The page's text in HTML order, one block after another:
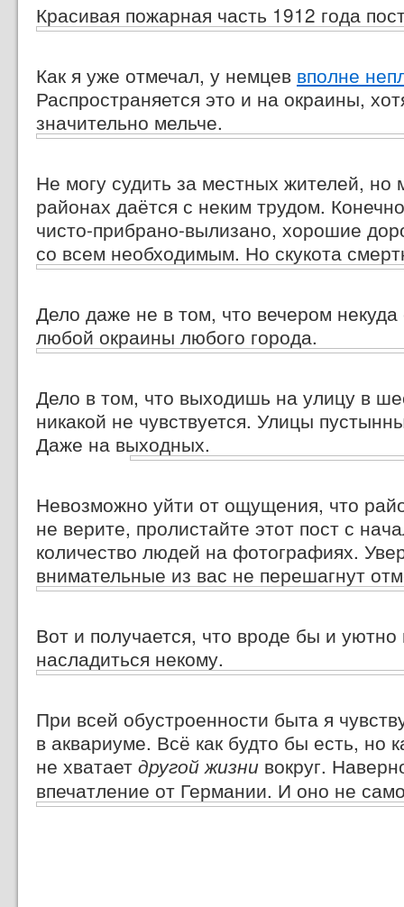
Красивая пожарная часть 1912 года
Как я уже отмечал, у немцев вполне
Распространяется это и на окраины,
значительно мельче.
Не могу судить за местных жителей, но
районах даётся с неким трудом.
чисто-прибрано-вылизано, хорошие
со всем необходимым. Но скукота
Дело даже не в том, что вечером
любой окраины любого города.
Дело в том, что выходишь на улицу в
никакой не чувствуется. Улицы
Даже на выходных.
Невозможно уйти от ощущения, что
не верите, пролистайте этот пост с
количество людей на фотографиях.
внимательные из вас не перешагнут
Вот и получается, что вроде бы и
насладиться некому.
При всей обустроенности быта я
в аквариуме. Всё как будто бы есть, но
не хватает другой жизни вокруг.
впечатление от Германии. И оно не